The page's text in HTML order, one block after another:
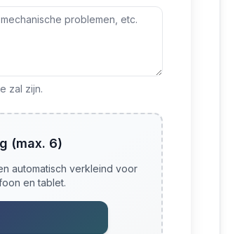
zal zijn.
(max. 6)
automatisch verkleind voor
en tablet.